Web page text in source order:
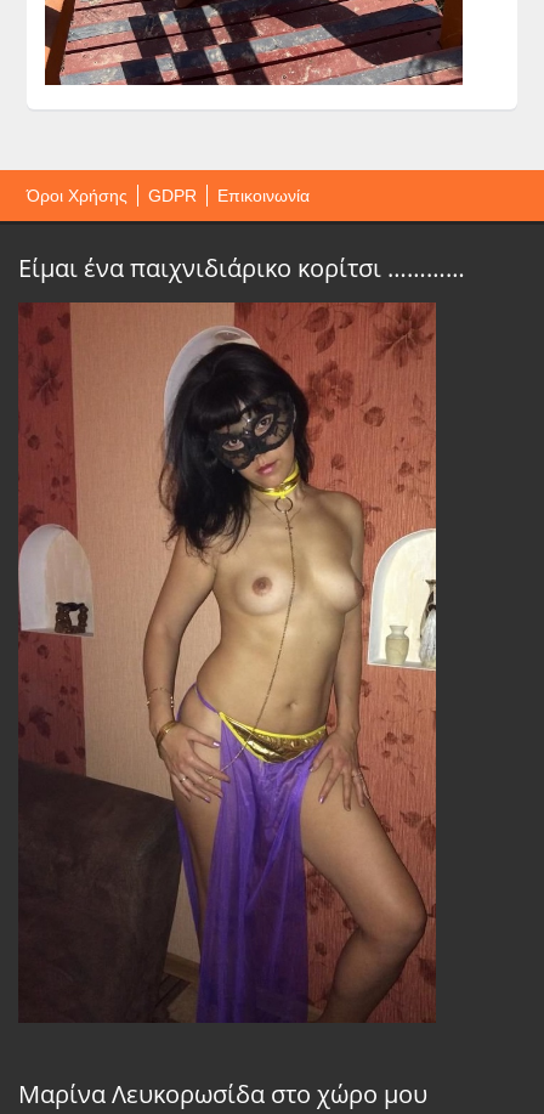
Όροι Χρήσης GDPR Επικοινωνία
Είμαι ένα παιχνιδιάρικο κορίτσι …………
Μαρίνα Λευκορωσίδα στο χώρο μου